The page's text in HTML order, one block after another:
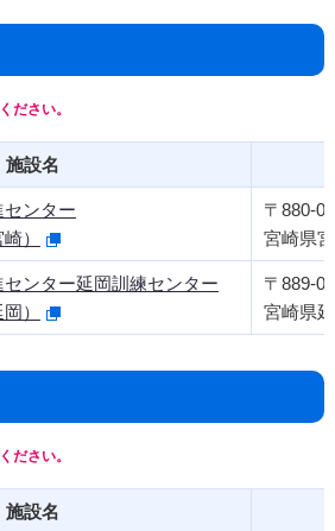
施設名
ンター
）
〒880-
宮崎県
ンター延岡訓練センター
）
〒889-
宮崎県
施設名